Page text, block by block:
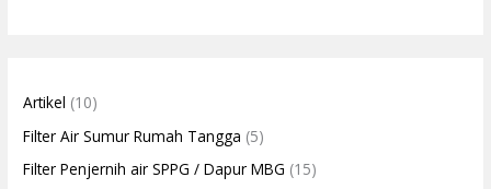
Artikel (10)
Filter Air Sumur Rumah Tangga (5)
Filter Penjernih air SPPG / Dapur MBG (15)